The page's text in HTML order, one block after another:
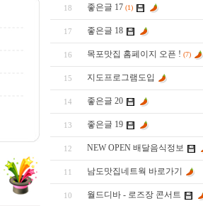
18 좋은글 17 (1)
17 좋은글 18
16 목포맛집 홈페이지 오픈 ! (7)
15 지도프로그램도입
14 좋은글 20
13 좋은글 19
12 NEW OPEN 배달음식정보
11 남도맛집네트웍 바로가기
10 월드디바 - 로즈장 콘서트